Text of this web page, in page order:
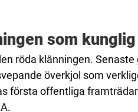
som kunglig
röda klänningen. Senaste
överkjol som
första offentliga